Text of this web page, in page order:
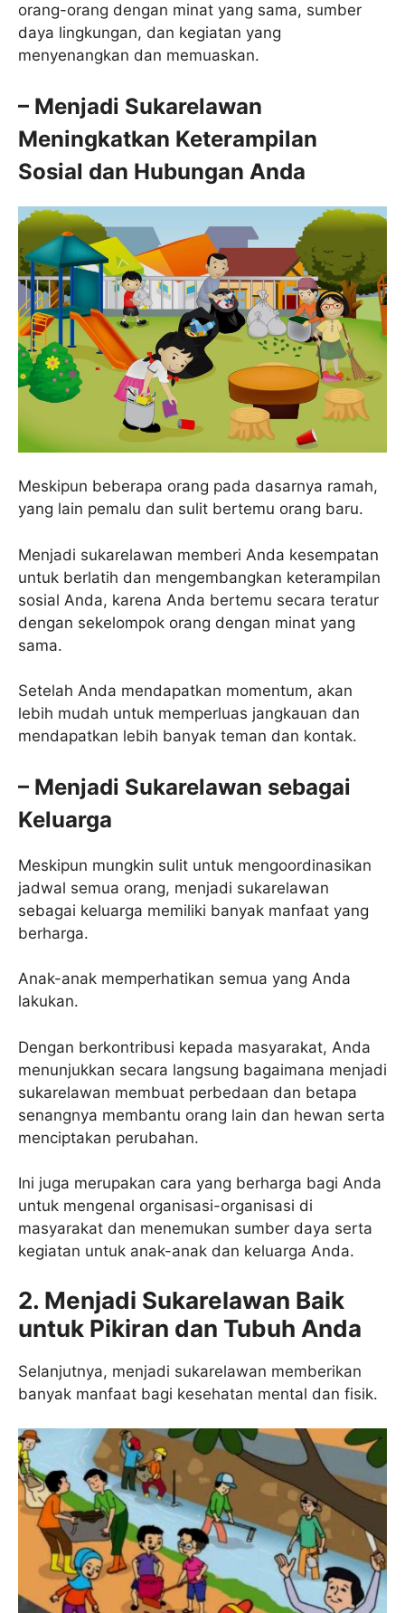
orang-orang dengan minat yang sama, sumber
daya lingkungan, dan kegiatan yang
menyenangkan dan memuaskan.
– Menjadi Sukarelawan
Meningkatkan Keterampilan
Sosial dan Hubungan Anda
Meskipun beberapa orang pada dasarnya ramah,
yang lain pemalu dan sulit bertemu orang baru.
Menjadi sukarelawan memberi Anda kesempatan
untuk berlatih dan mengembangkan keterampilan
sosial Anda, karena Anda bertemu secara teratur
dengan sekelompok orang dengan minat yang
sama.
Setelah Anda mendapatkan momentum, akan
lebih mudah untuk memperluas jangkauan dan
mendapatkan lebih banyak teman dan kontak.
– Menjadi Sukarelawan sebagai
Keluarga
Meskipun mungkin sulit untuk mengoordinasikan
jadwal semua orang, menjadi sukarelawan
sebagai keluarga memiliki banyak manfaat yang
berharga.
Anak-anak memperhatikan semua yang Anda
lakukan.
Dengan berkontribusi kepada masyarakat, Anda
menunjukkan secara langsung bagaimana menjadi
sukarelawan membuat perbedaan dan betapa
senangnya membantu orang lain dan hewan serta
menciptakan perubahan.
Ini juga merupakan cara yang berharga bagi Anda
untuk mengenal organisasi-organisasi di
masyarakat dan menemukan sumber daya serta
kegiatan untuk anak-anak dan keluarga Anda.
2. Menjadi Sukarelawan Baik
untuk Pikiran dan Tubuh Anda
Selanjutnya, menjadi sukarelawan memberikan
banyak manfaat bagi kesehatan mental dan fisik.